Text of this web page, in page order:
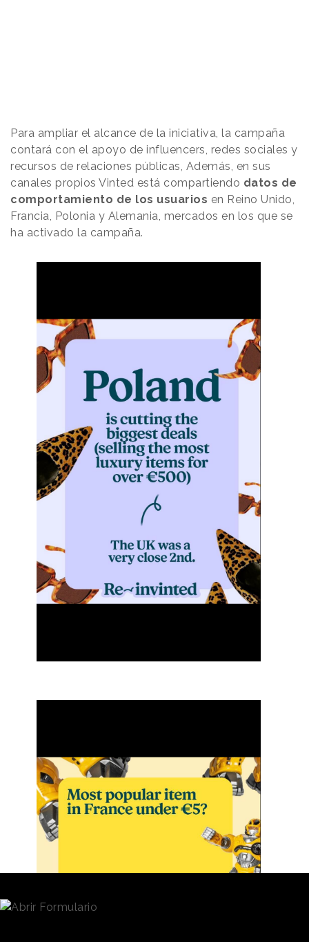
Para ampliar el alcance de la iniciativa, la campaña
contará con el apoyo de influencers, redes sociales y
recursos de relaciones públicas, Además, en sus
canales propios Vinted está compartiendo datos de
comportamiento de los usuarios en Reino Unido,
Francia, Polonia y Alemania, mercados en los que se
ha activado la campaña.